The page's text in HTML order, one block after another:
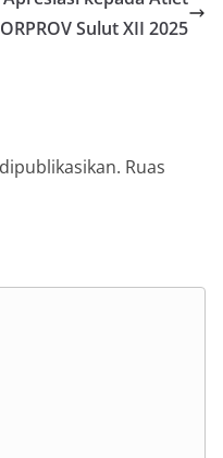
Sulut XII 2025
Ruas